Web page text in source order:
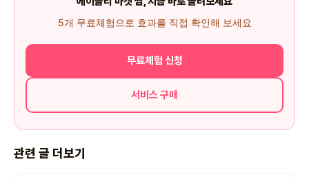
5개 무료체험으로 효과를 직접 확인해 보세요
무료체험 신청
서비스 구매
관련 글 더보기